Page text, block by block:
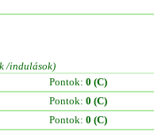
/indulások)
Pontok: 0 (C)
Pontok: 0 (C)
Pontok: 0 (C)